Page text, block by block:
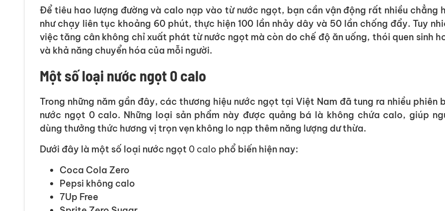
Để tiêu hao lượng đường và calo nạp vào từ nước ngọt, bạn cần vận động rất nhiều chẳng
như chạy liên tục khoảng 60 phút, thực hiện 100 lần nhảy dây và 50 lần chống đẩy. Tuy
việc tăng cân không chỉ xuất phát từ nước ngọt mà còn do chế độ ăn uống, thói quen sinh
và khả năng chuyển hóa của mỗi người.
Một số loại nước ngọt 0 calo
Trong những năm gần đây, các thương hiệu nước ngọt tại Việt Nam đã tung ra nhiều phiên
nước ngọt 0 calo. Những loại sản phẩm này được quảng bá là không chứa calo, giúp
dùng thưởng thức hương vị trọn vẹn không lo nạp thêm năng lượng dư thừa.
Dưới đây là một số loại nước ngọt 0 calo phổ biến hiện nay:
Coca Cola Zero
Pepsi không calo
7Up Free